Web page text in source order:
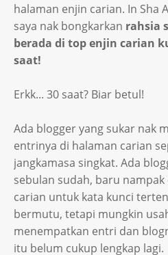
halaman enjin carian. In Sha
saya nak bongkarkan rahsia
berada di top enjin carian
saat!
Erkk... 30 saat? Biar betul!
Ada blogger yang sukar nak
entrinya di halaman carian
jangkamasa singkat. Ada
sebulan sudah, baru
carian untuk kata kunci
bermutu, tetapi mungkin
menempatkan entri dan
itu belum cukup lengkap lagi.